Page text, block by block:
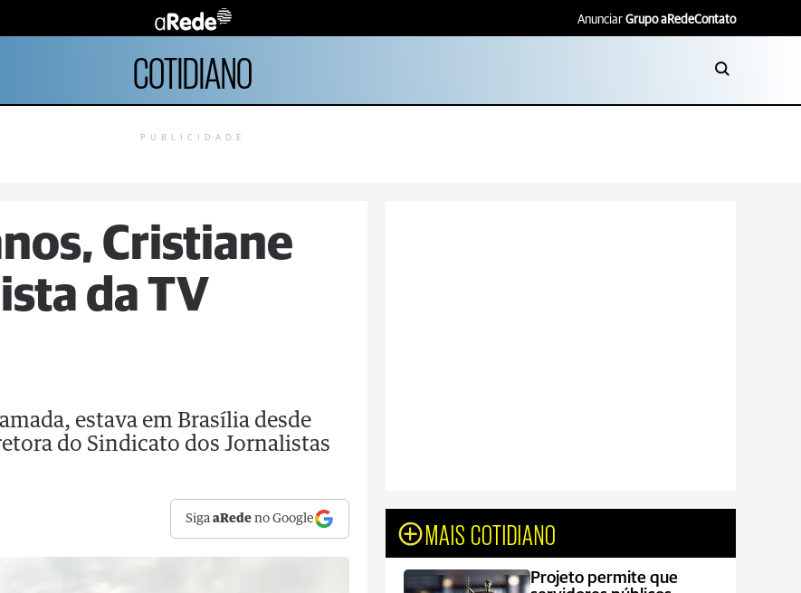
Anunciar Grupo aRedeContato
COTIDIANO
PUBLICIDADE
Cristiane
da TV
estava em Brasília desde
do Sindicato dos Jornalistas
SigaaRede no Google MAIS COTIDIANO
Projeto permite que